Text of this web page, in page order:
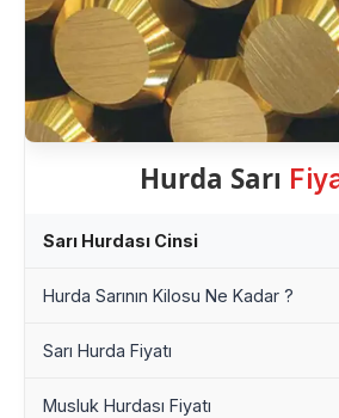
Hurda Sarı
Sarı Hurdası Cinsi
Hurda Sarının Kilosu Ne Kadar ?
Sarı Hurda Fiyatı
Musluk Hurdası Fiyatı